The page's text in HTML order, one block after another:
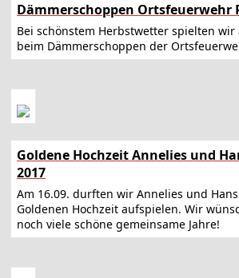
Dämmerschoppen Ortsfeuerwehr
Bei schönstem Herbstwetter spielten wir
beim Dämmerschoppen der
Goldene Hochzeit Annelies und
2017
Am 16.09. durften wir Annelies und
Goldenen Hochzeit aufspielen. Wir
noch viele schöne gemeinsame Jahre!